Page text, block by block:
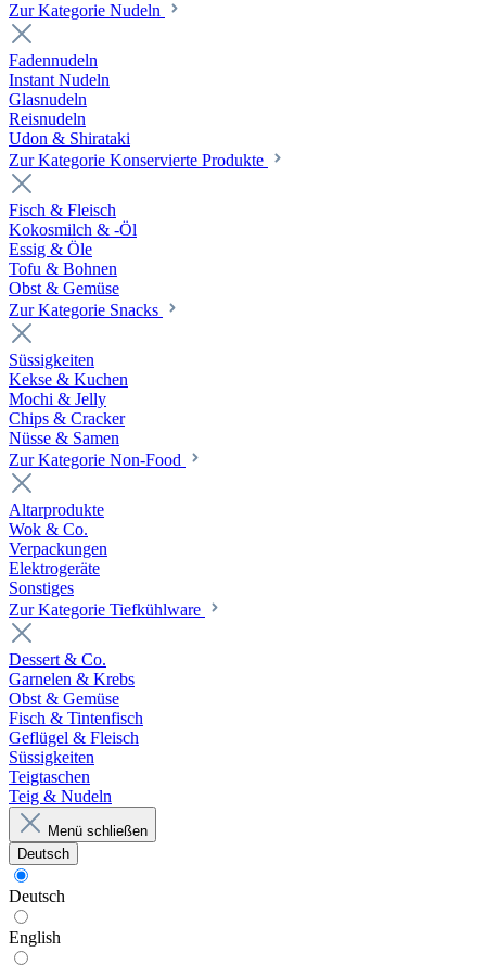
Zur Kategorie Nudeln
Fadennudeln
Instant Nudeln
Glasnudeln
Reisnudeln
Udon & Shirataki
Zur Kategorie Konservierte Produkte
Fisch & Fleisch
Kokosmilch & -Öl
Essig & Öle
Tofu & Bohnen
Obst & Gemüse
Zur Kategorie Snacks
Süssigkeiten
Kekse & Kuchen
Mochi & Jelly
Chips & Cracker
Nüsse & Samen
Zur Kategorie Non-Food
Altarprodukte
Wok & Co.
Verpackungen
Elektrogeräte
Sonstiges
Zur Kategorie Tiefkühlware
Dessert & Co.
Garnelen & Krebs
Obst & Gemüse
Fisch & Tintenfisch
Geflügel & Fleisch
Süssigkeiten
Teigtaschen
Teig & Nudeln
Menü schließen
Deutsch
Deutsch
English